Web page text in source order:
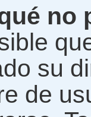
no
su
de